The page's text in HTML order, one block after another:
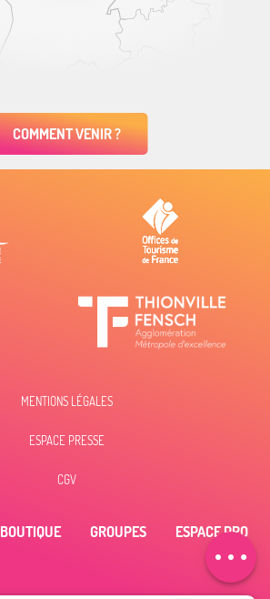
Contacter par
COMMENT VENIR ?
MENTIONS LÉGALES
ESPACE PRESSE
CGV
BOUTIQUE GROUPES ESPACE PRO